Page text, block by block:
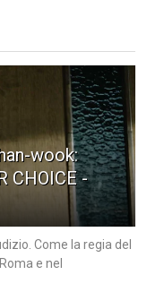
wook:
CHOICE -
Come la regia del
e nel